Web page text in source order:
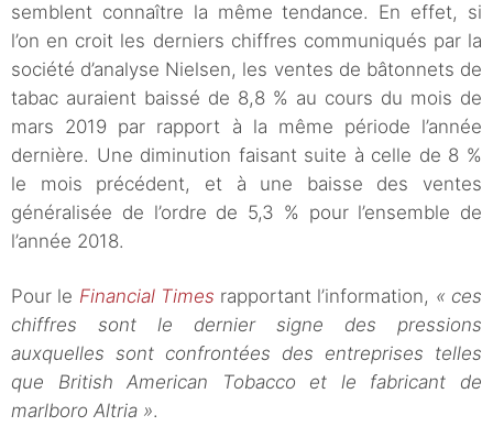
semblent connaître la même tendance. En effet, si
l’on en croit les derniers chiffres communiqués par la
société d’analyse Nielsen, les ventes de bâtonnets de
tabac auraient baissé de 8,8 % au cours du mois de
mars 2019 par rapport à la même période l’année
dernière. Une diminution faisant suite à celle de 8 %
le mois précédent, et à une baisse des ventes
généralisée de l’ordre de 5,3 % pour l’ensemble de
l’année 2018.
Pour le Financial Times rapportant l’information, « ces
chiffres sont le dernier signe des pressions
auxquelles sont confrontées des entreprises telles
que British American Tobacco et le fabricant de
marlboro Altria ».